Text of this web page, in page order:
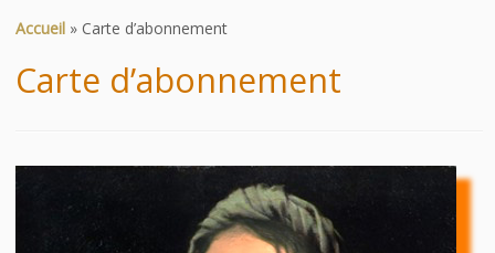
auAccueil » Carte d’abonnement
Carte d’abonnement